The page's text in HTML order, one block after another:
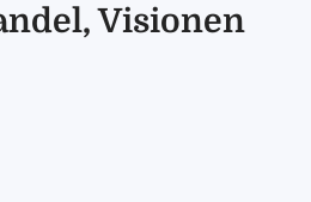
Visionen